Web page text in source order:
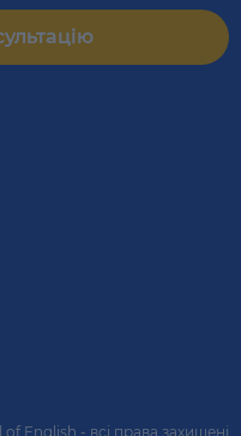
English - всі права захищені